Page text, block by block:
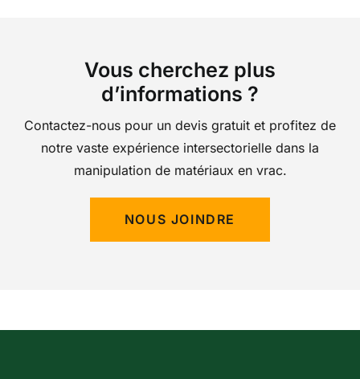
Vous cherchez plus
d’informations ?
Contactez-nous pour un devis gratuit et profitez de
notre vaste expérience intersectorielle dans la
manipulation de matériaux en vrac.
NOUS JOINDRE